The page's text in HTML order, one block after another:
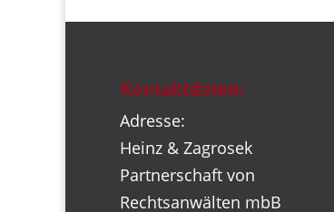
Kontaktdaten:
Adresse:
Heinz & Zagrosek
Partnerschaft von
Rechtsanwälten mbB